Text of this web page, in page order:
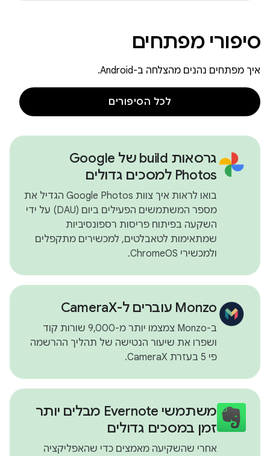
סיפורי מפתחים
איך מפתחים נהנים מהצלחה ב-Android.
לכל הסיפורים
גרסאות build של Google
Photos למסכים גדולים
בואו לראות איך צוות Google Photos הגדיל את
מספר המשתמשים הפעילים ביום (DAU) על ידי
השקעה בפיתוח פריסות רספונסיביות
שמתאימות לטאבלטים, למכשירים מתקפלים
ולמכשירי ChromeOS.
Monzo עוברים ל-CameraX
ב-Monzo צמצמו יותר מ-9,000 שורות קוד
ושפרו את שיעור הנטישה של תהליך ההרשמה
פי 5 בעזרת CameraX.
משתמשי Evernote מבלים יותר
זמן במסכים גדולים
אחרי שהשקיעה מאמצים כדי שהאפליקציה